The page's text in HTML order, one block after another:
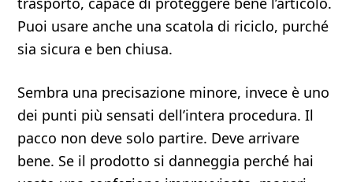
Puoi usare anche una scatola di riciclo, purché
sia sicura e ben chiusa.
Sembra una precisazione minore, invece è uno
dei punti più sensati dell’intera procedura. Il
pacco non deve solo partire. Deve arrivare
bene. Se il prodotto si danneggia perché hai